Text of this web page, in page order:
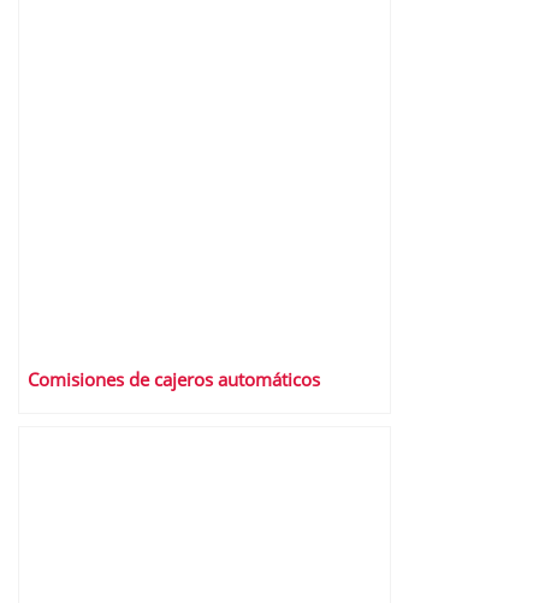
Comisiones de cajeros automáticos